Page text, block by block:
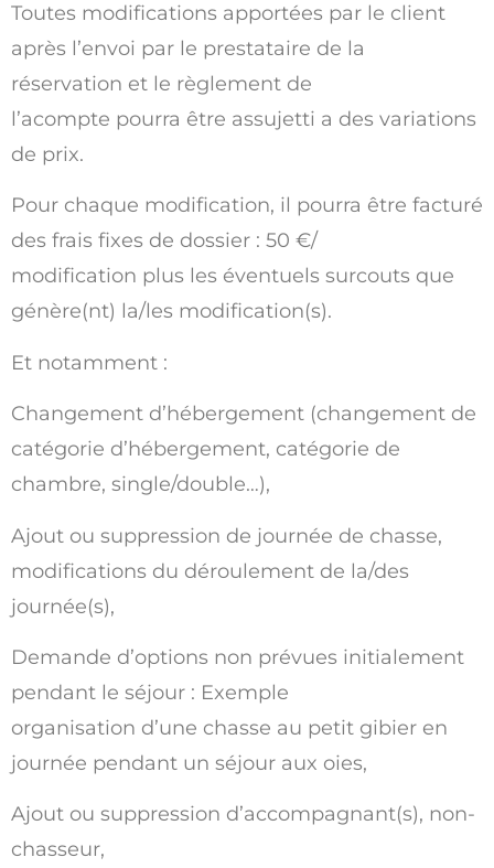
Toutes modifications apportées par le client
après l’envoi par le prestataire de la
réservation et le règlement de
l’acompte pourra être assujetti a des variations
de prix.
Pour chaque modification, il pourra être facturé
des frais fixes de dossier : 50 €/
modification plus les éventuels surcouts que
génère(nt) la/les modification(s).
Et notamment :
Changement d’hébergement (changement de
catégorie d’hébergement, catégorie de
chambre, single/double…),
Ajout ou suppression de journée de chasse,
modifications du déroulement de la/des
journée(s),
Demande d’options non prévues initialement
pendant le séjour : Exemple
organisation d’une chasse au petit gibier en
journée pendant un séjour aux oies,
Ajout ou suppression d’accompagnant(s), non-
chasseur,